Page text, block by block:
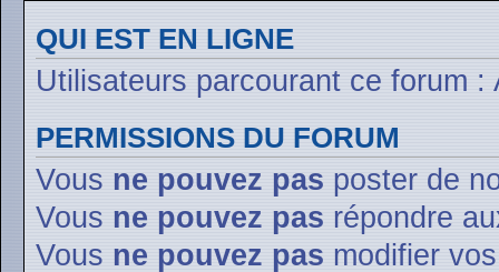
QUI EST EN LIGNE
Utilisateurs parcourant ce forum
PERMISSIONS DU FORUM
Vous ne pouvez pas poster de
Vous ne pouvez pas répondre
Vous ne pouvez pas modifier